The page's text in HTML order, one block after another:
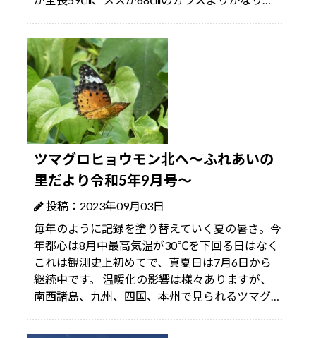
ツマグロヒョウモン北へ～ふれあいの
里だより令和5年9月号～
投稿：2023年09月03日
毎年のように記録を塗り替えていく夏の暑さ。今
年都心は8月中最高気温が30℃を下回る日はなく
これは観測史上初めてで、真夏日は7月6日から
継続中です。 温暖化の影響は様々ありますが、
南西諸島、九州、四国、本州で見られるツマグ…